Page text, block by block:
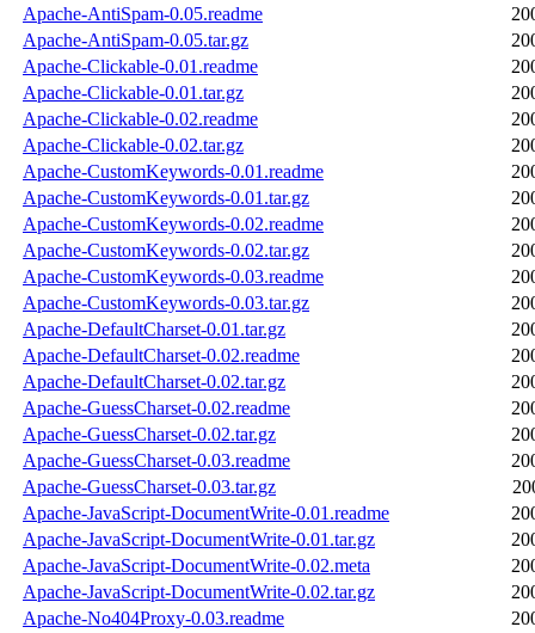
Apache-AntiSpam-0.05.readme
Apache-AntiSpam-0.05.tar.gz
Apache-Clickable-0.01.readme
Apache-Clickable-0.01.tar.gz
Apache-Clickable-0.02.readme
Apache-Clickable-0.02.tar.gz
Apache-CustomKeywords-0.01.readme
Apache-CustomKeywords-0.01.tar.gz
Apache-CustomKeywords-0.02.readme
Apache-CustomKeywords-0.02.tar.gz
Apache-CustomKeywords-0.03.readme
Apache-CustomKeywords-0.03.tar.gz
Apache-DefaultCharset-0.01.tar.gz
Apache-DefaultCharset-0.02.readme
Apache-DefaultCharset-0.02.tar.gz
Apache-GuessCharset-0.02.readme
Apache-GuessCharset-0.02.tar.gz
Apache-GuessCharset-0.03.readme
Apache-GuessCharset-0.03.tar.gz
Apache-JavaScript-DocumentWrite-0.01.readme
Apache-JavaScript-DocumentWrite-0.01.tar.gz
Apache-JavaScript-DocumentWrite-0.02.meta
Apache-JavaScript-DocumentWrite-0.02.tar.gz
Apache-No404Proxy-0.03.readme